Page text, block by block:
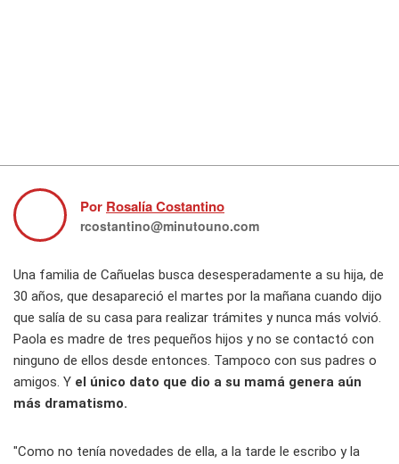
Por Rosalía Costantino
rcostantino@minutouno.com
Una familia de Cañuelas busca desesperadamente a su hija, de
30 años, que desapareció el martes por la mañana cuando dijo
que salía de su casa para realizar trámites y nunca más volvió.
Paola es madre de tres pequeños hijos y no se contactó con
ninguno de ellos desde entonces. Tampoco con sus padres o
amigos. Y el único dato que dio a su mamá genera aún
más dramatismo.
"Como no tenía novedades de ella, a la tarde le escribo y la